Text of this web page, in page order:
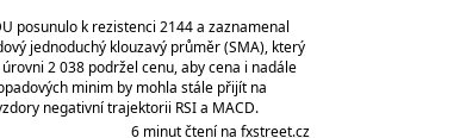
posunulo k rezistenci 2144 a zaznamenal
jednoduchý klouzavý průměr (SMA), který
2 038 podržel cenu, aby cena i nadále
minim by mohla stále přijít na
negativní trajektorii RSI a MACD.
6 minut čtení na fxstreet.cz